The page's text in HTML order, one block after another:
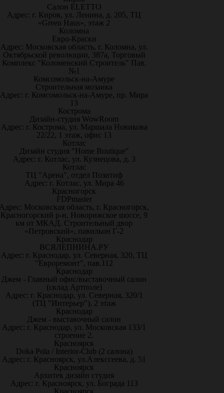
Салон ELETTO
Адрес: г. Киров, ул. Ленина, д. 205, ТЦ
«Green Haus», этаж 2
Коломна
Евро-Краски
Адрес: Московская область, г. Коломна, ул.
Октябрьской революции, 387а, Торговый
Комплекс "Коломенский Строитель" Пав.
№1
Комсомольск-на-Амуре
Строительная мозаика
Адрес: г. Комсомольск-на-Амуре, пр. Мира
13
Кострома
Дизайн-студия WowRoom
Адрес: г. Кострома, ул. Маршала Новикова
22/22, 1 этаж, офис 13
Котлас
Дизайн студия "Home Boutique"
Адрес: г. Котлас, ул. Кузнецова, д. 3
Котлас
ТЦ "Арена", отдел Позитиф
Адрес: г. Котлас, ул. Мира 46
Красногорск
FDPmaster
Московская область, г. Красногорск,
Красногорский р-н, Новорижское шоссе, 9
км от МКАД. Строительный двор
«Петровский», павильон Г-2
Краснодар
ВСЯЛЕПНИНА.РУ
Адрес: г. Краснодар, ул. Северная, 320, ТЦ
"Евроремонт", пав.112
Краснодар
Джем - Главный офис/выставочный салон
(склад Артполе)
Адрес: г. Краснодар, ул. Северная, 320/1
(ТЦ "Интерьер"), 2 этаж
Краснодар
Джем - выставочный салон
Адрес: г. Краснодар, ул. Московская 133/1
строение 2.
Красноярск
Doka Pola / Interior-Club (2 салона)
Адрес: г. Красноярск, ул.Алекссеева, д. 51
Красноярск
Архитек дизайн студия
Адрес: г. Красноярск, ул. Бограда 113
Красноярск